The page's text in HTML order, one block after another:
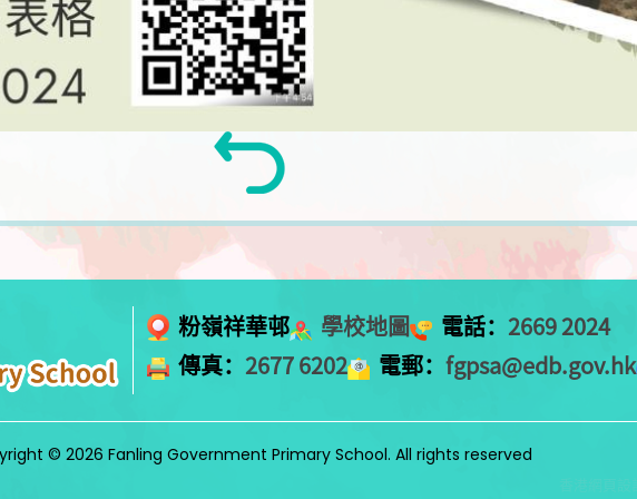
粉嶺祥華邨 學校地圖 電話： 2669 2024
傳真： 2677 6202 電郵： fgpsa@edb.gov.hk
© 2026 Fanling Government Primary School. All rights reserved